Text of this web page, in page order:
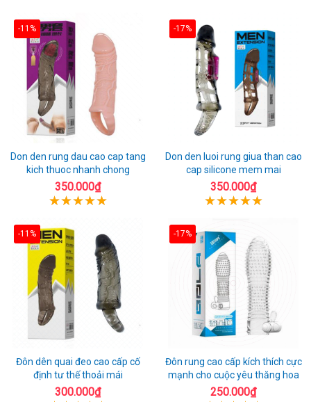
-11%
Don den rung dau cao cap tang
kich thuoc nhanh chong
350.000₫
-17%
Don den luoi rung giua than cao
cap silicone mem mai
350.000₫
-11%
Đôn dên quai đeo cao cấp cố
định tư thế thoải mái
300.000₫
-17%
Đôn rung cao cấp kích thích cực
mạnh cho cuộc yêu thăng hoa
250.000₫